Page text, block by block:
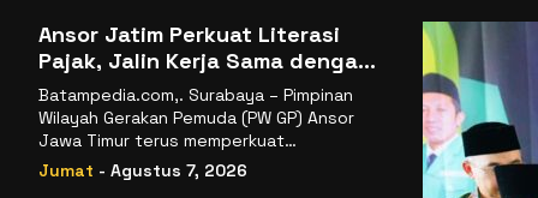
Ansor Jatim Perkuat Literasi
Pajak, Jalin Kerja Sama dengan
DJP se-Jatim
Batampedia.com,. Surabaya – Pimpinan
Wilayah Gerakan Pemuda (PW GP) Ansor
Jawa Timur terus memperkuat
komitmennya dalam membangun
kemandirian ekonomi
Jumat - Agustus 7, 2026